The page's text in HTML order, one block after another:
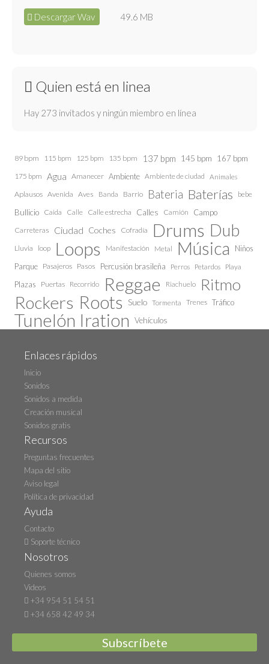
Descargar Wav 49.6 MB
Quien está en linea
Hay 273 invitados y ningún miembro en línea
89 bpm 115 bpm 125 bpm 135 bpm 137 bpm 145 bpm 167 bpm
175 bpm Agua Amanecer Ambiente Ambiente de ciudad Animales
Aplausos Avenida Aves Banda Barrio Bateria Baterías bebe
Bullicio Caida Calle Calle estrecha Calles Camión Campo
Carreteras Ciudad Coches Cofradía Drums Dub
Lluvia loop Loops Manifestación Metal Música
Niños
Parque Pasajeros Pasos Percusión brasileña Perros Petardos Playa
Plazas Puertas Recorrido Reggae Riachuelo Ritmo
Rockers Roots Suelo Tormenta Trenes Tráfico
Tunelón Iration Vehículos
Enlaces rápidos
Inicio
Sonidos
Sonidos a medida
Creación musical
Sonidos gratis
Recursos
Preguntas frecuentes
Mapa del sitio
Aviso legal
Política de privacidad
Ayuda
Contacto
Soporte técnico
Nosotros
Quienes somos
Videos
+34 954 51 54 51
+34 658 42 49 34
Subscríbete